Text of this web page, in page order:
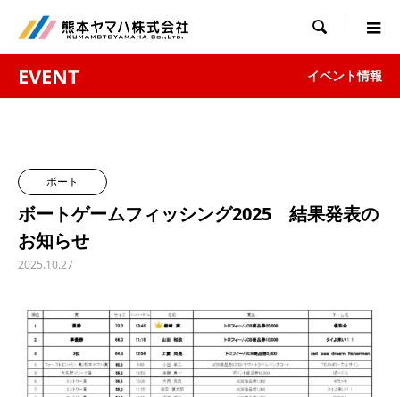

EVENT イベント情報
ボート
ボートゲームフィッシング2025 結果発表の
お知らせ
2025.10.27